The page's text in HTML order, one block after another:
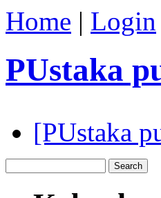
Home | Login
PUstaka
[PUstaka